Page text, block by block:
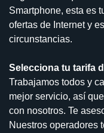
Smartphone, esta es
ofertas de Internet y
circunstancias.
Selecciona tu tarifa
Trabajamos todos y
mejor servicio, así
con nosotros. Te
Nuestros operadores